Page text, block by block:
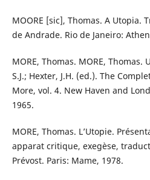
MOORE [sic], Thomas. A Utopia.
de Andrade. Rio de Janeiro:
MORE, Thomas. MORE,
S.J.; Hexter, J.H. (ed.). The
More, vol. 4. New Haven and
1965.
MORE, Thomas. L’Utopie.
apparat critique, exegèse,
Prévost. Paris: Mame, 1978.